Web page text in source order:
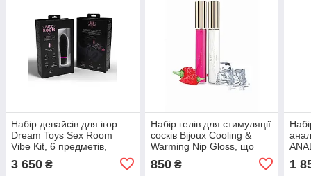
Набір девайсів для ігор
Dream Toys Sex Room
Vibe Kit, 6 предметів,
3 650 ₴
Набір гелів для стимуляції
сосків Bijoux Cooling &
Warming Nip Gloss, що
850₴ 1